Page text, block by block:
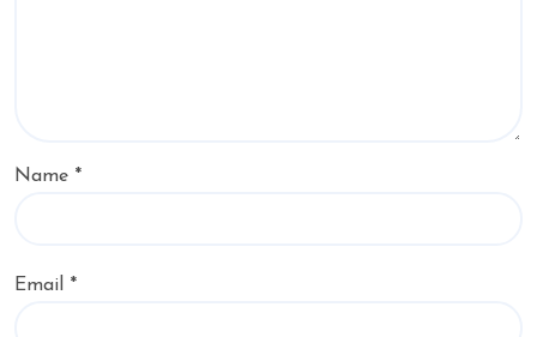
Name *
Email *